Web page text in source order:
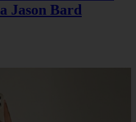
Jason Bard